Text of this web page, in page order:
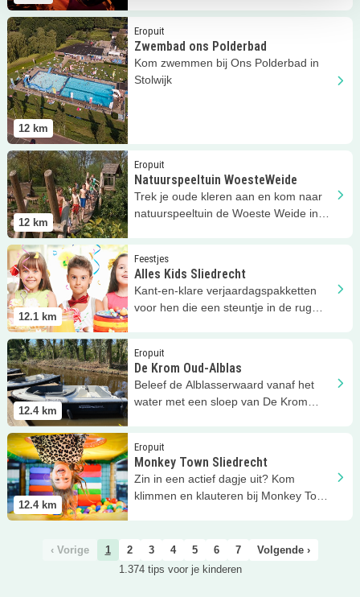
12 km
Eropuit
Zwembad ons Polderbad
Kom zwemmen bij Ons Polderbad in
Stolwijk
Lees meer Zwembad ons Polderbad
12 km
Eropuit
Natuurspeeltuin WoesteWeide
Trek je oude kleren aan en kom naar
natuurspeeltuin de Woeste Weide in
Lees meer Natuurspeeltuin WoesteWeide
12.1 km
Feestjes
Alles Kids Sliedrecht
Kant-en-klare verjaardagspakketten
voor hen die een steuntje in de rug
Lees meerAlles Kids Sliedrecht
12.4 km
Eropuit
De Krom Oud-Alblas
Beleef de Alblasserwaard vanaf het
water met een sloep van De Krom
Lees meer De Krom Oud-Alblas
12.4 km
Eropuit
Monkey Town Sliedrecht
Zin in een actief dagje uit? Kom
klimmen en klauteren bij Monkey Town
Lees meer Monkey Town Sliedrecht
‹ Vorige 1 2 3 4 5 6 7
Volgende ›
1.374 tips voor je kinderen